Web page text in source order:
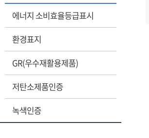
에너지 소비효율등급표시
환경표지
GR(우수재활용제품)
저탄소제품인증
녹색인증